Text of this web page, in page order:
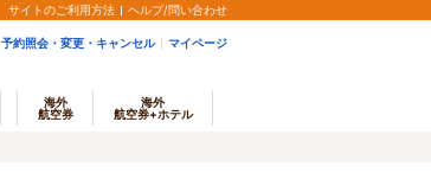
サイトのご利用方法 ヘルプ/問い合わせ
予約照会・変更・キャンセル マイページ
海外
航空券
海外
航空券+ホテル